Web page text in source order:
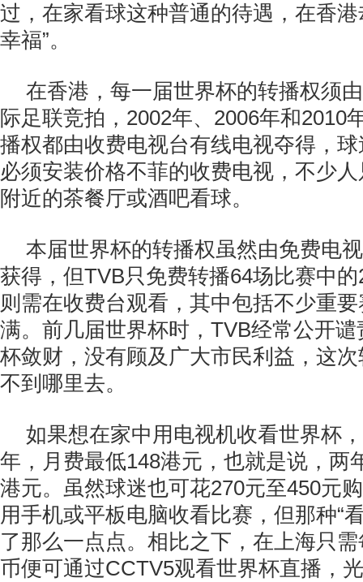
过，在家看球这种普通的待遇，在香
幸福”。
在香港，每一届世界杯的转播权须
际足联竞拍，2002年、2006年和2010
播权都由收费电视台有线电视夺得，
必须安装价格不菲的收费电视，不少
附近的茶餐厅或酒吧看球。
本届世界杯的转播权虽然由免费电
获得，但TVB只免费转播64场比赛中
则需在收费台观看，其中包括不少重
满。前几届世界杯时，TVB经常公开
杯敛财，没有顾及广大市民利益，这
不到哪里去。
如果想在家中用电视机收看世界杯
年，月费最低148港元，也就是说，两
港元。虽然球迷也可花270元至450元
用手机或平板电脑收看比赛，但那种“
了那么一点点。相比之下，在上海只
币便可通过CCTV5观看世界杯直播，